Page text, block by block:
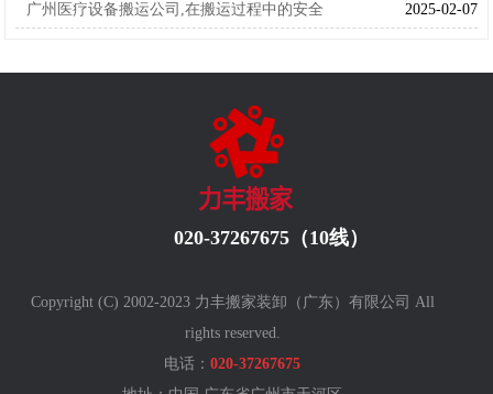
2025-02-07
广州医疗设备搬运公司,在搬运过程中的安全
020-37267675（10线）
Copyright (C) 2002-2023 力丰搬家装卸（广东）有限公司 All
rights reserved.
电话：020-37267675